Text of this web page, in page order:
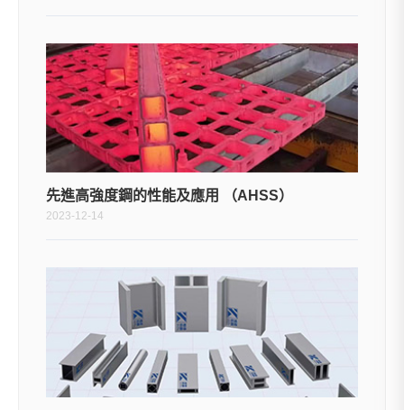
先進高強度鋼的性能及應用 （AHSS）
2023-12-14